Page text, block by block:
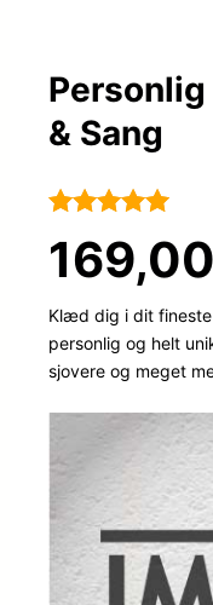
& Sang
som4.9
ud af 5
baseret på
kundebedø
169,00
Klæd dig i dit
personlig og helt
sjovere og meget